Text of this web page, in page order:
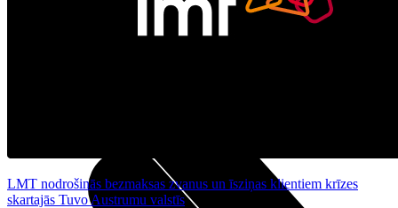
Maksas un tarifi Latvijā
LMT nodrošinās bezmaksas zvanus un īsziņas klientiem krīzes
skartajās Tuvo Austrumu valstīs